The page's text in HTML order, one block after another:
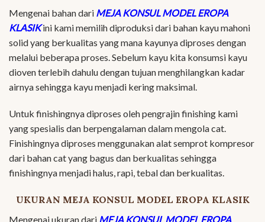
Mengenai bahan dari MEJA KONSUL MODEL EROPA
KLASIKini kami memilih diproduksi dari bahan kayu mahoni
solid yang berkualitas yang mana kayunya diproses dengan
melalui beberapa proses. Sebelum kayu kita konsumsi kayu
dioven terlebih dahulu dengan tujuan menghilangkan kadar
airnya sehingga kayu menjadi kering maksimal.
Untuk finishingnya diproses oleh pengrajin finishing kami
yang spesialis dan berpengalaman dalam mengola cat.
Finishingnya diproses menggunakan alat semprot kompresor
dari bahan cat yang bagus dan berkualitas sehingga
finishingnya menjadi halus, rapi, tebal dan berkualitas.
UKURAN MEJA KONSUL MODEL EROPA KLASIK
Mengenai ukuran dari MEJA KONSUL MODEL EROPA